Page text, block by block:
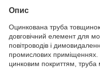
Опис
Оцинкована труба
довговічний елемент для
повітроводів і
промислових приміщеннях.
цинковим покриттям, труба